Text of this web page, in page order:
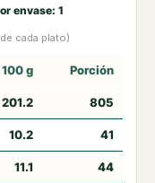
envase: 1
cada plato)
100 g Porción
201.2 805
10.2 41
11.1 44